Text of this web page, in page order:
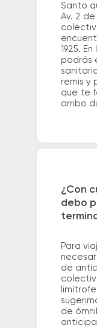
Santo
Av. 2 de
1925.
podrás
remis y
que te
arribo
¿Con
debo
Para
de
de